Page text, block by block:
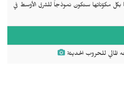
مكوّناتها ستكون نموذجاً للشرق الأوسط في
المالي للحروب الحديثة